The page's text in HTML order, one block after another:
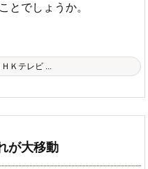
とでしょうか。
Ｋテレビ ...
が大移動